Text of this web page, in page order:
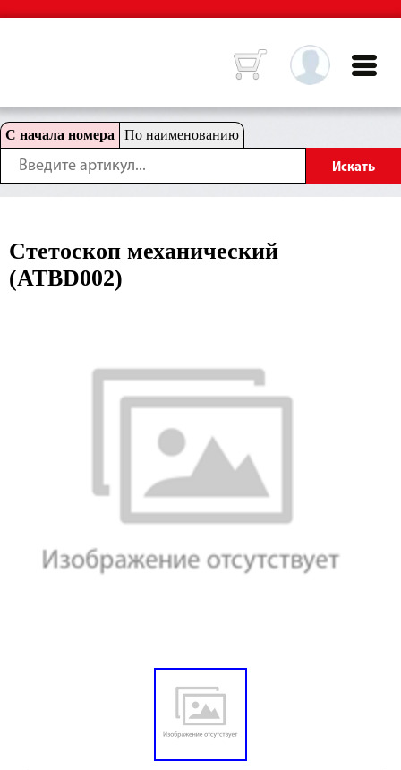
С начала номера По наименованию
Стетоскоп механический
(ATBD002)